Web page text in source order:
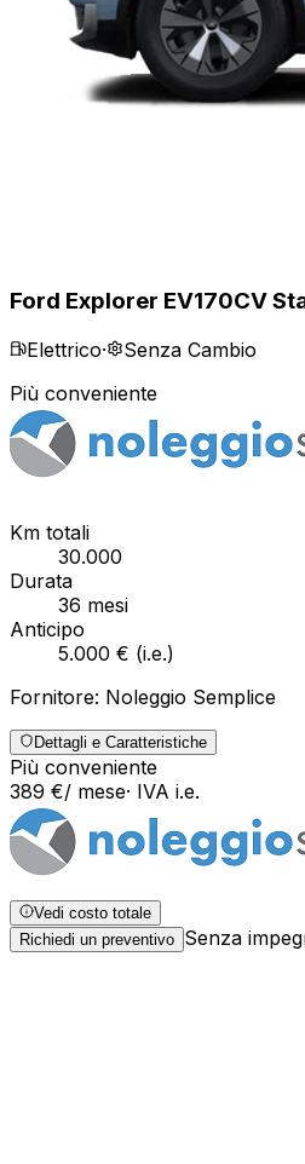
Ford Explorer EV170CV
Elettrico·
Senza Cambio
Più conveniente
Km totali
30.000
Durata
36 mesi
Anticipo
5.000 € (i.e.)
Fornitore: Noleggio Semplice
Dettagli e Caratteristiche
Più conveniente
389 €/ mese· IVA i.e.
Vedi costo totale
Richiedi un preventivo Senza